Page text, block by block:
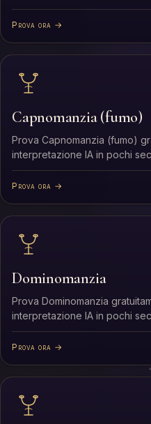
Prova ora →
Capnomanzia (fumo)
Prova Capnomanzia (fumo)
interpretazione IA in pochi
Prova ora →
Dominomanzia
Prova Dominomanzia
interpretazione IA in pochi
Prova ora →